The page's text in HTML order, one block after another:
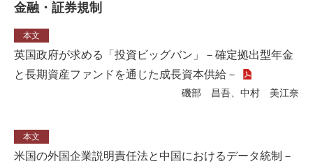
金融・証券規制
本文
英国政府が求める「投資ビッグバン」－確定拠出型年金
と長期資産ファンドを通じた成長資本供給－
磯部 昌吾、中村 美江奈
本文
米国の外国企業説明責任法と中国におけるデータ統制－